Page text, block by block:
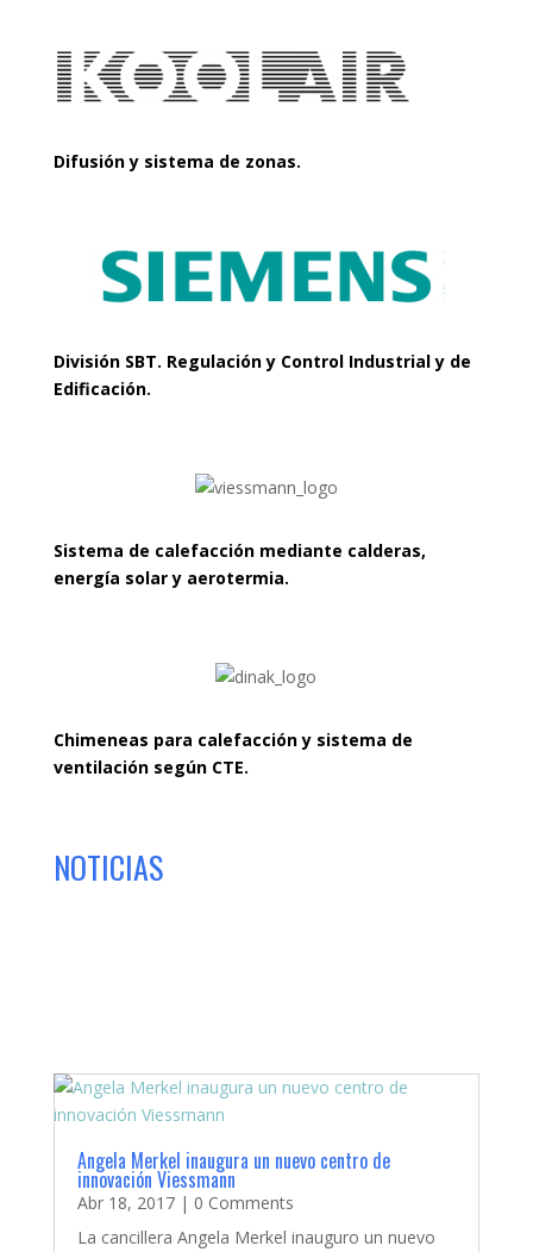
Difusión y sistema de zonas.
División SBT. Regulación y Control Industrial y de
Edificación.
Sistema de calefacción mediante calderas,
energía solar y aerotermia.
Chimeneas para calefacción y sistema de
ventilación según CTE.
NOTICIAS
Angela Merkel inaugura un nuevo centro de
innovación Viessmann
Abr 18, 2017| 0 Comments
La cancillera Angela Merkel inauguro un nuevo